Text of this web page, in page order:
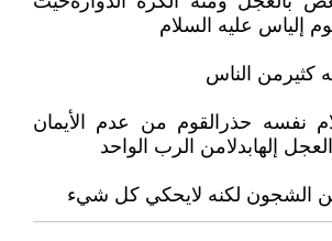
إلياس عليه السلام
كثيرمن الناس
نفسه حذرالقوم من عدم الأيمان
إلهابدلامن الرب الواحد
الشجون لكنه لايحكي كل شيء